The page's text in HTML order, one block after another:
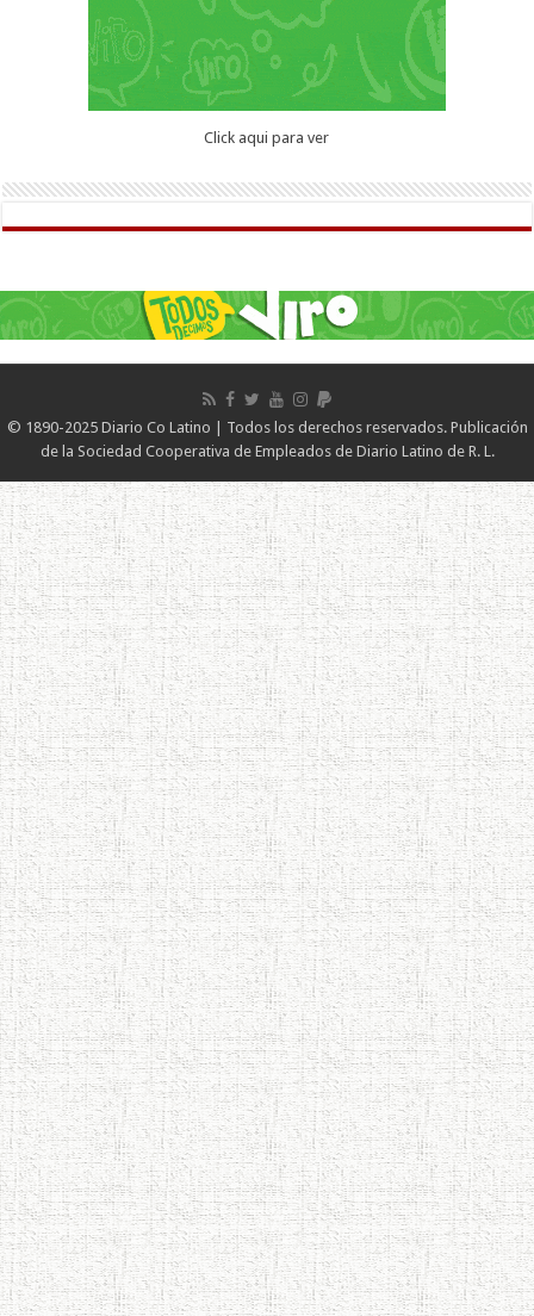
Click aqui para ver
© 1890-2025 Diario Co Latino | Todos los derechos reservados. Publicación
de la Sociedad Cooperativa de Empleados de Diario Latino de R. L.